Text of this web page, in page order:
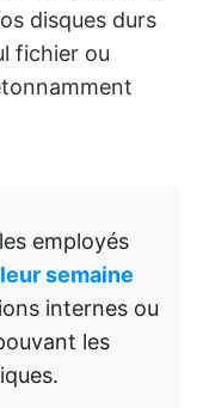
disques durs
fichier ou
employés
semaine
internes ou
les